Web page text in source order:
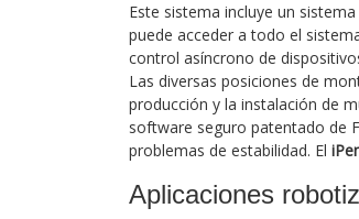
Este sistema incluye un
puede acceder a todo el
control asíncrono de
Las diversas posiciones de
producción y la instalación de
software seguro patentado de
problemas de estabilidad. El
Aplicaciones